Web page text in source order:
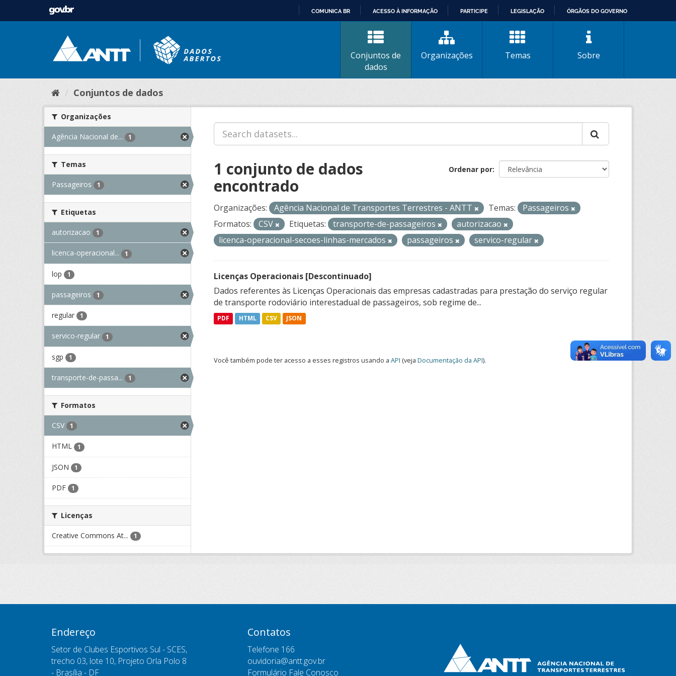
CONTEÚDO
COMUNICA BR ACESSO À INFORMAÇÃO PARTICIPE LEGISLAÇÃO ÓRGÃOS DO GOVERNO
Conjuntos de
dados
Organizações Temas Sobre
Conjuntos de dados
Organizações
Agência Nacional de... 1
Temas
Passageiros 1
Etiquetas
autorizacao 1
licenca-operacional... 1
lop 1
passageiros 1
regular 1
servico-regular 1
sgp 1
transporte-de-passa... 1
Formatos
CSV 1
HTML 1
JSON 1
PDF 1
Licenças
Creative Commons At... 1
Ordenar por
1 conjunto de dados
encontrado
Organizações: Agência Nacional de Transportes Terrestres - ANTT Temas:
Passageiros
Formatos:
CSV Etiquetas: transporte-de-passageiros
autorizacao
licenca-operacional-secoes-linhas-mercados
passageiros servico-regular
Licenças Operacionais [Descontinuado]
Dados referentes às Licenças Operacionais das empresas cadastradas para prestação do serviço regular
de transporte rodoviário interestadual de passageiros, sob regime de...
PDF HTML CSV JSON
Você também pode ter acesso a esses registros usando a API (veja Documentação da API).
Endereço
Setor de Clubes Esportivos Sul - SCES,
trecho 03, lote 10, Projeto Orla Polo 8
- Brasília - DF
Contatos
Telefone 166
ouvidoria@antt.gov.br
Formulário Fale Conosco